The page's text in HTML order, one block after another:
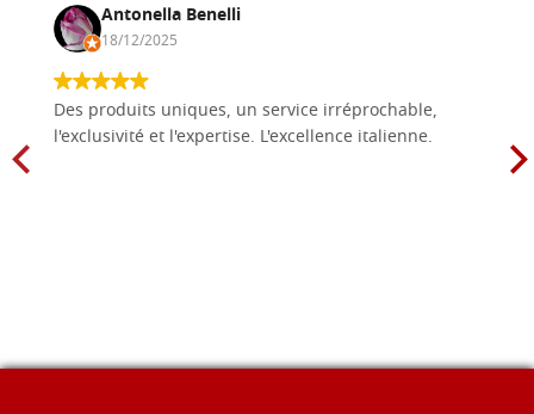
Antonella Benelli
18/12/2025
Des produits uniques, un service irréprochable,
l'exclusivité et l'expertise. L'excellence italienne.